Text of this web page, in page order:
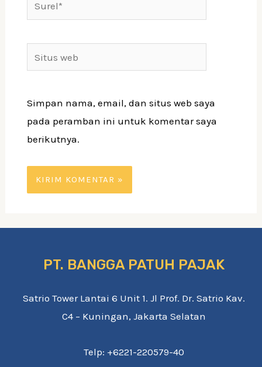
Simpan nama, email, dan situs web saya
pada peramban ini untuk komentar saya
berikutnya.
PT. BANGGA PATUH PAJAK
Satrio Tower Lantai 6 Unit 1. Jl Prof. Dr. Satrio Kav.
C4 – Kuningan, Jakarta Selatan
Telp: +6221-220579-40